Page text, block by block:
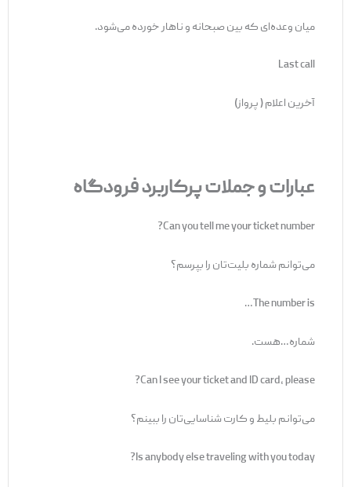
میان وعده‌ای که بین صبحانه و ناهار خورده می‌شود.
Last call
آخرین اعلام ( پرواز)
عبارات و جملات پرکاربرد فرودگاه
Can you tell me your ticket number?
می‌توانم شماره بلیت‌تان را بپرسم؟
The number is…
شماره…هست.
Can I see your ticket and ID card, please?
می‌توانم بلیط و کارت شناسایی‌تان را ببینم؟
Is anybody else traveling with you today?